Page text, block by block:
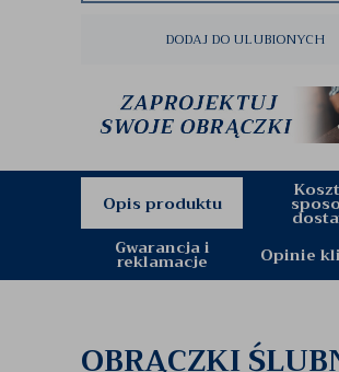
DODAJ DO ULUBIONYCH
Opis produktu
Gwarancja i
reklamacje Opinie
OBRĄCZKI